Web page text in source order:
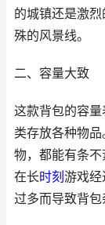
的城镇还是激
殊的风景线。
二、容量大致
这款背包的容
类存放各种物品
物，都能有条不
在长时刻 游戏经
过多而导致背包